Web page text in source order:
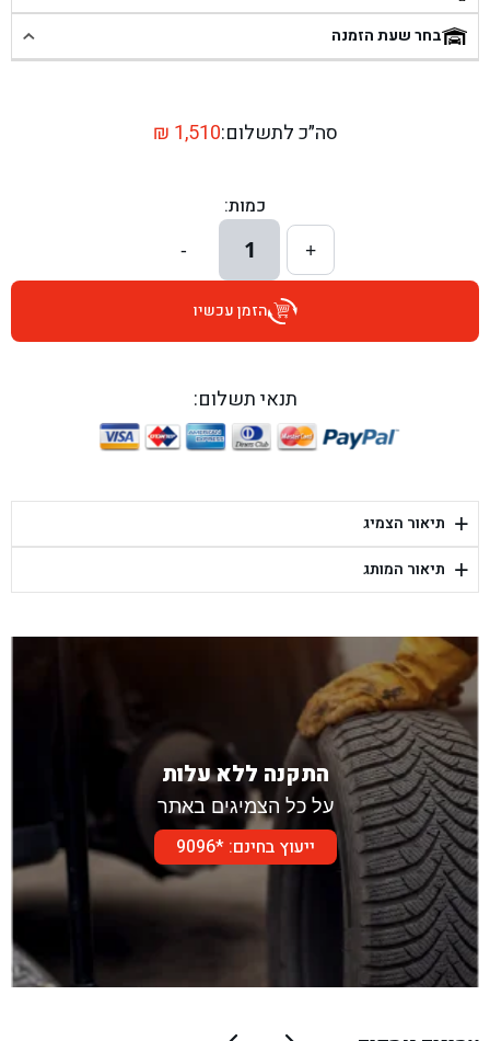
בן גל - שכונת אזור תעשייה זעירה, עיילבון - עיילבון
בן גל - דרך השבעה 20, אזור - אזור
בן גל - הרצל 6, גדרה - גדרה
בן גל - שדרות דוד בן גוריון 8, באר שבע - באר שבע
בן גל - היובלים 26, הוד השרון - הוד השרון
בן גל - יפת 88, תל אביב יפו - תל אביב
בן גל - דור אלון הר טוב - בית שמש
בחר שעת הזמנה
סה״כ לתשלום: ₪ 1,510
כמות:
+
1
-
הזמן עכשיו
תנאי תשלום:
+ תיאור הצמיג
+ תיאור המותג
התקנה ללא עלות
על כל הצמיגים באתר
ייעוץ בחינם: *9096